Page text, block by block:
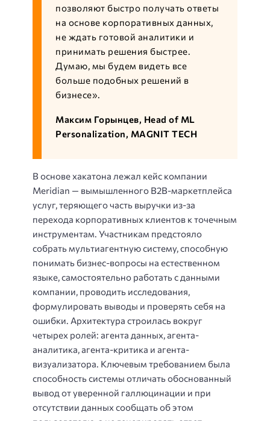
позволяют быстро получать ответы
на основе корпоративных данных,
не ждать готовой аналитики и
принимать решения быстрее.
Думаю, мы будем видеть все
больше подобных решений в
бизнесе».
Максим Горынцев, Head of ML
Personalization, MAGNIT TECH
В основе хакатона лежал кейс компании
Meridian — вымышленного B2B-маркетплейса
услуг, теряющего часть выручки из-за
перехода корпоративных клиентов к точечным
инструментам. Участникам предстояло
собрать мультиагентную систему, способную
понимать бизнес-вопросы на естественном
языке, самостоятельно работать с данными
компании, проводить исследования,
формулировать выводы и проверять себя на
ошибки. Архитектура строилась вокруг
четырех ролей: агента данных, агента-
аналитика, агента-критика и агента-
визуализатора. Ключевым требованием была
способность системы отличать обоснованный
вывод от уверенной галлюцинации и при
отсутствии данных сообщать об этом